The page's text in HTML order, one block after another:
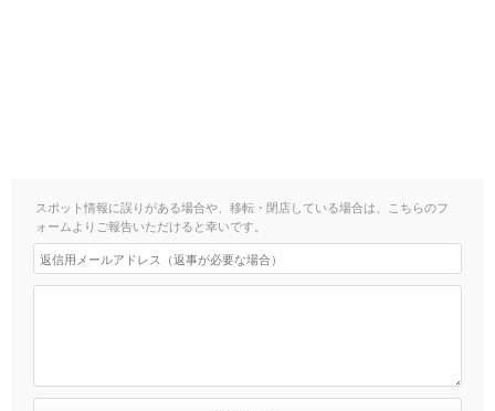
スポット情報に誤りがある場合や、移転・閉店している場合は、こちらのフ
ォームよりご報告いただけると幸いです。